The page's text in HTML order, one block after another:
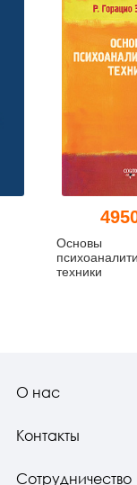
Основы
техники
О нас
Контакты
Сотрудничество